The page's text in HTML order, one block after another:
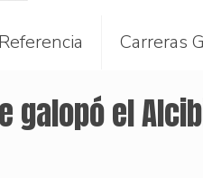
Carreras
galopó el